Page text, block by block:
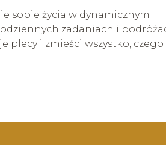
sobie życia w dynamicznym
zadaniach i
plecy i zmieści wszystko, czego